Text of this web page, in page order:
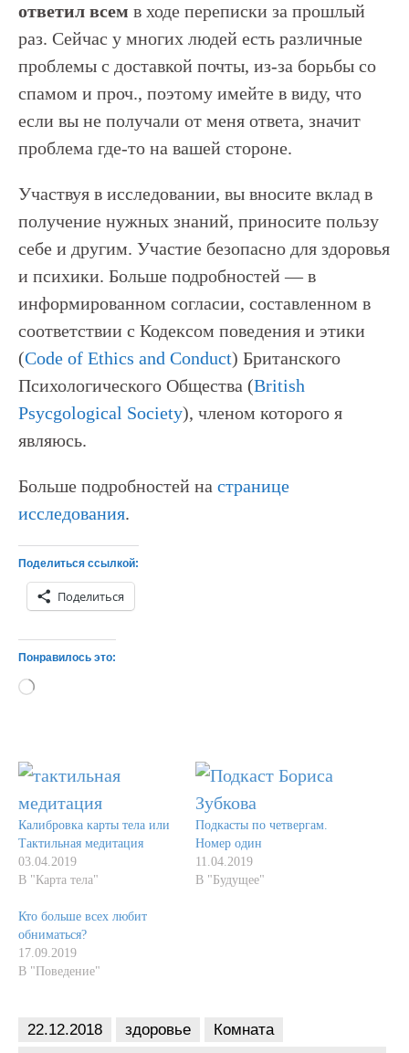
ответил всем в ходе переписки за прошлый
раз. Сейчас у многих людей есть различные
проблемы с доставкой почты, из-за борьбы со
спамом и проч., поэтому имейте в виду, что
если вы не получали от меня ответа, значит
проблема где-то на вашей стороне.
Участвуя в исследовании, вы вносите вклад в
получение нужных знаний, приносите пользу
себе и другим. Участие безопасно для здоровья
и психики. Больше подробностей — в
информированном согласии, составленном в
соответствии с Кодексом поведения и этики
(Code of Ethics and Conduct) Британского
Психологического Общества (British
Psycgological Society), членом которого я
являюсь.
Больше подробностей на странице
исследования.
Поделиться ссылкой:
Поделиться
Понравилось это:
Загрузка…
Калибровка карты тела или
Тактильная медитация
03.04.2019
В "Карта тела"
Подкасты по четвергам.
Номер один
11.04.2019
В "Будущее"
Кто больше всех любит
обниматься?
17.09.2019
В "Поведение"
22.12.2018 здоровье
Комната